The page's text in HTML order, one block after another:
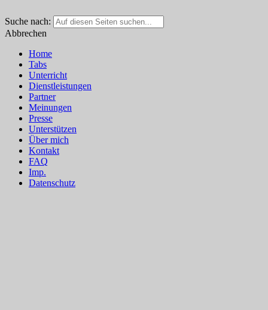
Suche nach:
Abbrechen
Home
Tabs
Unterricht
Dienstleistungen
Partner
Meinungen
Presse
Unterstützen
Über mich
Kontakt
FAQ
Imp.
Datenschutz